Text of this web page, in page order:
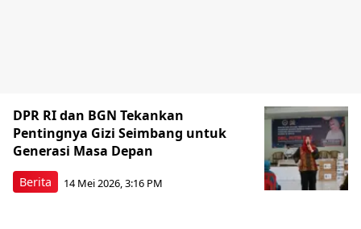
Berita
DPR RI dan BGN Tekankan
Pentingnya Gizi Seimbang untuk
Generasi Masa Depan
14 Mei 2026, 3:16 PM